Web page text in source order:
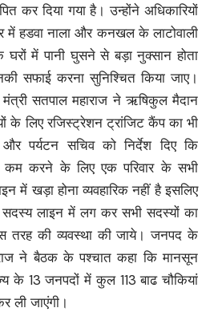
कर दिया गया है। उन्होंने अधिकारियों
में हडवा नाला और कनखल के लाटोवाली
में पानी घुसने से बड़ा नुक्सान होता
सफाई करना सुनिश्चित किया जाए।
सतपाल महाराज ने ऋषिकुल मैदान
के लिए रजिस्ट्रेशन ट्रांजिट कैंप का भी
पर्यटन सचिव को निर्देश दिए कि
कम करने के लिए एक परिवार के सभी
में खड़ा होना व्यवहारिक नहीं है इसलिए
सदस्य लाइन में लग कर सभी सदस्यों का
तरह की व्यवस्था की जाये। जनपद के
ने बैठक के पश्चात कहा कि मानसून
के 13 जनपदों में कुल 113 बाढ चौकियां
ली जाएंगी।